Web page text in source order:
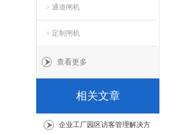
> 通道闸机
> 定制闸机
查看更多
相关文章
企业工厂园区访客管理解决方